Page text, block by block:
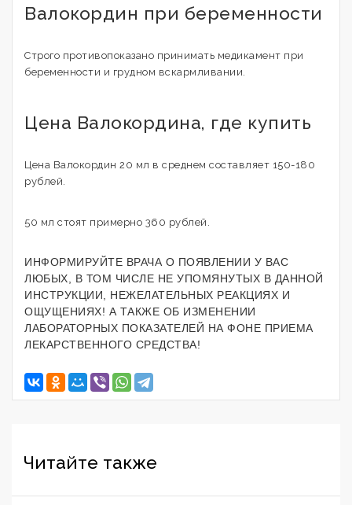
Валокордин при беременности
Строго противопоказано принимать медикамент при
беременности и грудном вскармливании.
Цена Валокордина, где купить
Цена Валокордин 20 мл в среднем составляет 150-180
рублей.
50 мл стоят примерно 360 рублей.
ИНФОРМИРУЙТЕ ВРАЧА О ПОЯВЛЕНИИ У ВАС
ЛЮБЫХ, В ТОМ ЧИСЛЕ НЕ УПОМЯНУТЫХ В ДАННОЙ
ИНСТРУКЦИИ, НЕЖЕЛАТЕЛЬНЫХ РЕАКЦИЯХ И
ОЩУЩЕНИЯХ! А ТАКЖЕ ОБ ИЗМЕНЕНИИ
ЛАБОРАТОРНЫХ ПОКАЗАТЕЛЕЙ НА ФОНЕ ПРИЕМА
ЛЕКАРСТВЕННОГО СРЕДСТВА!
Читайте также